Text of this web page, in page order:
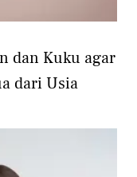
dan Kuku agar
dari Usia